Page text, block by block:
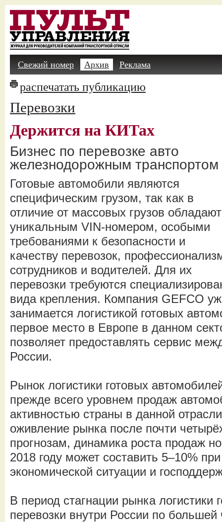
Свежий номер Архив Реклама
распечатать публикацию
Перевозки
Держится на КИТах
Бизнес по перевозке авто
железнодорожным транспортом
Готовые автомобили являются
специфическим грузом, так как в
отличие от массовых грузов обладают
уникальным VIN-номером, особыми
требованиями к безопасности и
качеству перевозок,
сотрудников и водителей. Для их
перевозки требуются
вида крепления. Компания GEFCO
занимается логистикой готовых
первое место в Европе в данном
позволяет предоставлять сервис
России.
Рынок логистики готовых
прежде всего уровнем продаж
активностью страны в данной
оживление рынка после почти
прогнозам, динамика роста продаж
2018 году может составить 5–10%
экономической ситуации и
В период стагнации рынка логистики
перевозки внутри России по